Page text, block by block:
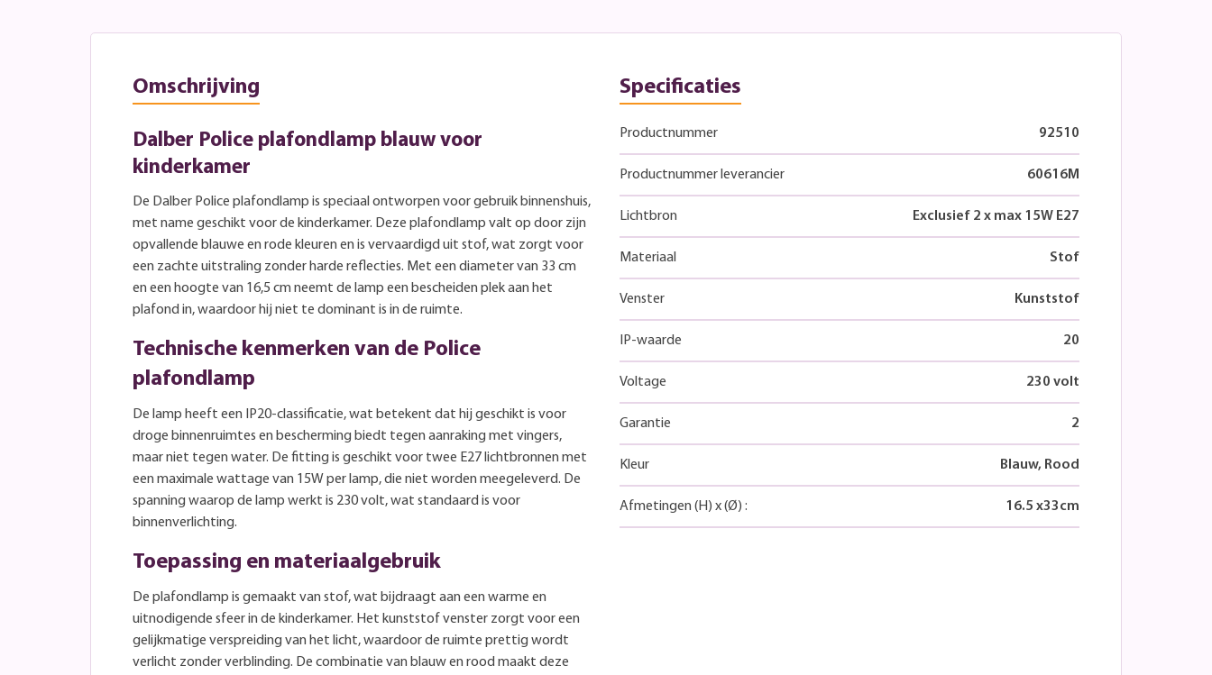
Omschrijving
Dalber Police plafondlamp blauw voor
kinderkamer
De Dalber Police plafondlamp is speciaal ontworpen voor gebruik binnenshuis,
met name geschikt voor de kinderkamer. Deze plafondlamp valt op door zijn
opvallende blauwe en rode kleuren en is vervaardigd uit stof, wat zorgt voor
een zachte uitstraling zonder harde reflecties. Met een diameter van 33 cm
en een hoogte van 16,5 cm neemt de lamp een bescheiden plek aan het
plafond in, waardoor hij niet te dominant is in de ruimte.
Technische kenmerken van de Police
plafondlamp
De lamp heeft een IP20-classificatie, wat betekent dat hij geschikt is voor
droge binnenruimtes en bescherming biedt tegen aanraking met vingers,
maar niet tegen water. De fitting is geschikt voor twee E27 lichtbronnen met
een maximale wattage van 15W per lamp, die niet worden meegeleverd. De
spanning waarop de lamp werkt is 230 volt, wat standaard is voor
binnenverlichting.
Toepassing en materiaalgebruik
De plafondlamp is gemaakt van stof, wat bijdraagt aan een warme en
uitnodigende sfeer in de kinderkamer. Het kunststof venster zorgt voor een
gelijkmatige verspreiding van het licht, waardoor de ruimte prettig wordt
verlicht zonder verblinding. De combinatie van blauw en rood maakt deze
Specificaties
Productnummer 92510
Productnummer leverancier 60616M
Lichtbron Exclusief 2 x max 15W E27
Materiaal Stof
Venster Kunststof
IP-waarde 20
Voltage 230 volt
Garantie 2
Kleur Blauw, Rood
Afmetingen (H) x(Ø) : 16.5 x33cm